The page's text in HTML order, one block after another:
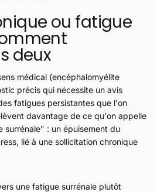
ou fatigue
deux
médical (encéphalomyélite
précis qui nécessite un avis
fatigues persistantes que l'on
davantage de ce qu'on appelle
surrénale" : un épuisement du
lié à une sollicitation chronique
une fatigue surrénale plutôt